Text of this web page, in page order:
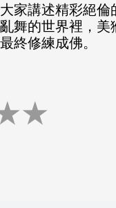
家講述精彩絕倫
舞的世界裡，
終修練成佛。
★